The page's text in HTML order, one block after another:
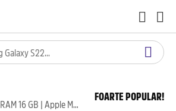
256GB | Space Black | RAM 16 GB | Apple M1 cu CPU8 nuclee și GPU8 nuclee | QWERTY ✅ | Excelent - A
FOARTE POPULAR!